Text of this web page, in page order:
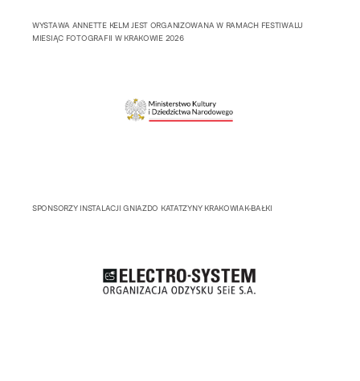
WYSTAWA ANNETTE KELM JEST ORGANIZOWANA W RAMACH FESTIWALU
MIESIĄC FOTOGRAFII W KRAKOWIE 2026
SPONSORZY INSTALACJI GNIAZDO KATATZYNY KRAKOWIAK-BAŁKI